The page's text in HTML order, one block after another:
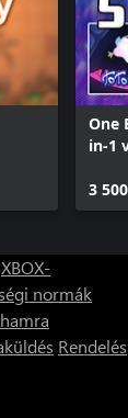
One
in-1
3
XBOX-
normák
Rendelés